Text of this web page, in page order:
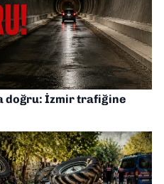
doğru: İzmir trafiğine